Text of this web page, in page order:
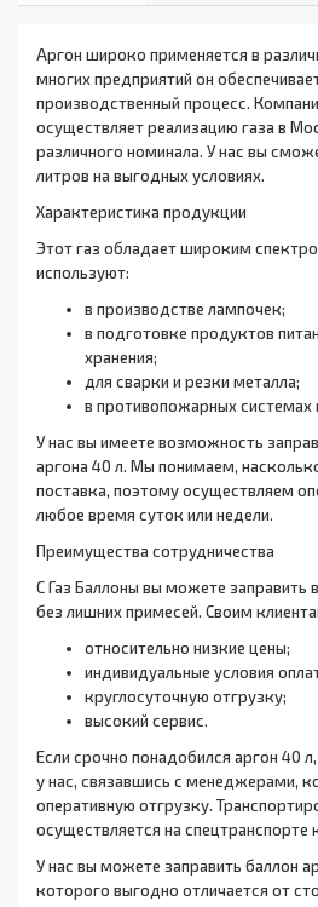
Аргон широко применяется в
многих предприятий он
производственный процесс.
осуществляет реализацию газа в
различного номинала. У нас вы
литров на выгодных условиях.
Характеристика продукции
Этот газ обладает широким
используют:
в производстве лампочек;
в подготовке продуктов
хранения;
для сварки и резки металла;
в противопожарных
У нас вы имеете возможность
аргона 40 л. Мы понимаем,
поставка, поэтому осуществляем
любое время суток или недели.
Преимущества сотрудничества
С Газ Баллоны вы можете заправить
без лишних примесей. Своим
относительно низкие цены;
индивидуальные условия
круглосуточную отгрузку;
высокий сервис.
Если срочно понадобился аргон 40
у нас, связавшись с менеджерами,
оперативную отгрузку.
осуществляется на спецтранспорте
У нас вы можете заправить баллон
которого выгодно отличается от